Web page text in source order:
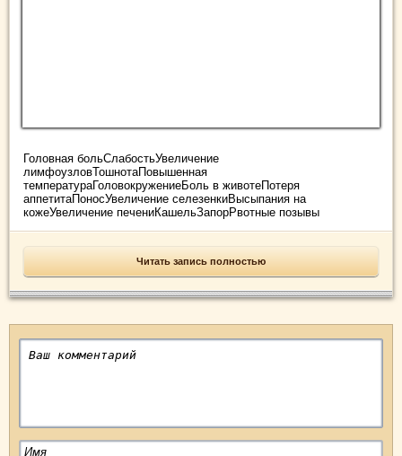
Головная больСлабостьУвеличение
лимфоузловТошнотаПовышенная
температураГоловокружениеБоль в животеПотеря
аппетитаПоносУвеличение селезенкиВысыпания на
кожеУвеличение печениКашельЗапорРвотные позывы
Читать запись полностью